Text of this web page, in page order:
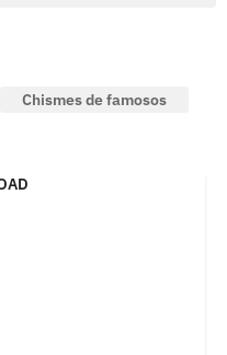
Chismes de famosos